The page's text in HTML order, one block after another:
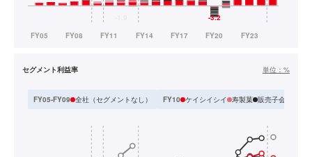
セグメント利益率 単位： %
FY05-FY09 全社（セグメントなし） FY10 ケイシイシイ 寿製菓 販売子会社（11